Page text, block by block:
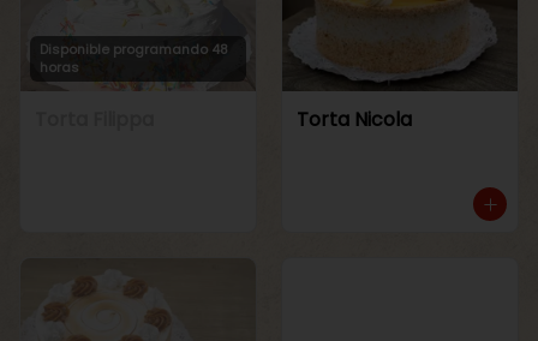
Disponible programando 48
horas
Torta Nicola